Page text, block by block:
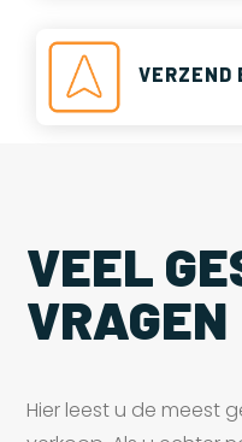
VERZEND
VEEL
VRAGEN
Hier leest u de meest